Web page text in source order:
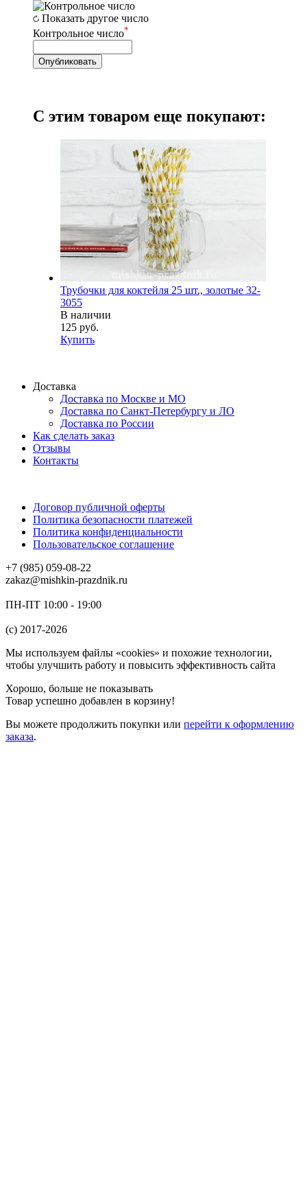
Показать другое число
Контрольное число*
С этим товаром еще покупают:
Трубочки для коктейля 25 шт., золотые 32-
3055
В наличии
125 руб.
Купить
Доставка
Доставка по Москве и МО
Доставка по Санкт-Петербургу и ЛО
Доставка по России
Как сделать заказ
Отзывы
Контакты
Договор публичной оферты
Политика безопасности платежей
Политика конфиденциальности
Пользовательское соглашение
+7 (985) 059-08-22
zakaz@mishkin-prazdnik.ru
ПН-ПТ 10:00 - 19:00
(c) 2017-2026
Мы используем файлы «cookies» и похожие технологии,
чтобы улучшить работу и повысить эффективность сайта
Хорошо, больше не показывать
Товар успешно добавлен в корзину!
Вы можете продолжить покупки или перейти к оформлению
заказа.